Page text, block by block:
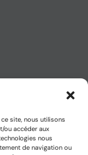
site, nous utilisons
ou accéder aux
nous
de navigation ou